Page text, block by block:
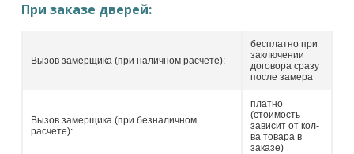
При заказе дверей:
Вызов замерщика (при наличном расчете):
бесплатно при
заключении
договора сразу
после замера
Вызов замерщика (при безналичном
расчете):
платно
(стоимость
зависит от кол-
ва товара в
заказе)